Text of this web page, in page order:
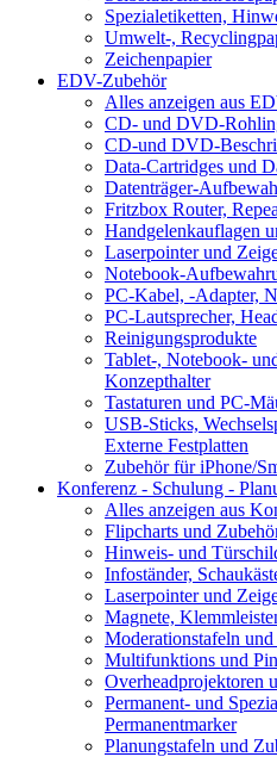
Spezialetiketten,
Umwelt-,
Zeichenpapier
EDV-Zubehör
Alles anzeigen aus
CD- und DVD-
CD-und DVD-
Data-Cartridges und
Datenträger-
Fritzbox Router,
Handgelenkauflagen
Laserpointer und
Notebook-
PC-Kabel, -Adapter,
PC-Lautsprecher,
Reinigungsprodukte
Tablet-, Notebook-
Konzepthalter
Tastaturen und PC-
USB-Sticks,
Externe Festplatten
Zubehör für iPhone/
Konferenz - Schulung -
Alles anzeigen aus
Flipcharts und
Hinweis- und
Infoständer,
Laserpointer und
Magnete,
Moderationstafeln
Multifunktions und
Overheadprojektoren
Permanent- und
Permanentmarker
Planungstafeln und